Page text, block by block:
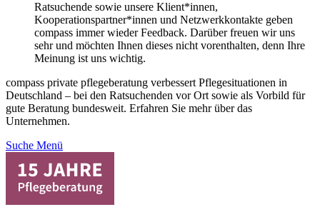
Ratsuchende sowie unsere Klient*innen,
Kooperationspartner*innen und Netzwerkkontakte geben
compass immer wieder Feedback. Darüber freuen wir uns
sehr und möchten Ihnen dieses nicht vorenthalten, denn Ihre
Meinung ist uns wichtig.
compass private pflegeberatung verbessert Pflegesituationen in
Deutschland – bei den Ratsuchenden vor Ort sowie als Vorbild für
gute Beratung bundesweit. Erfahren Sie mehr über das
Unternehmen.
Suche Menü